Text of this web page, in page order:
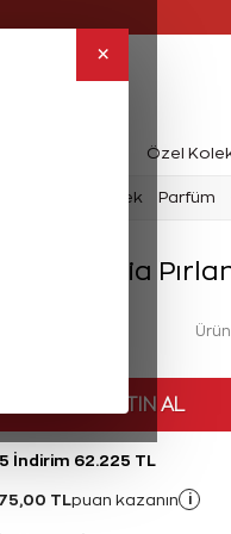
×
Yüzük Özel
Erkek Parfüm
Reina Tria
HEMEN SATIN AL
İndirim 62.225 TL
TL puan kazanın i